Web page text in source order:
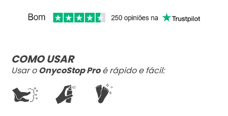
COMO USAR
Usar oOnycoStop Proé rápido e fácil: